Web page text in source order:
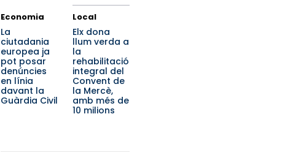
Economia
La
ciutadania
europea ja
pot posar
denúncies
en línia
davant la
Guàrdia Civil
Local
Elx dona
llum verda a
la
rehabilitació
integral del
Convent de
la Mercè,
amb més de
10 milions